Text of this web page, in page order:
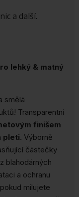
a další.
lehký & matný
smělá
Transparentní
finišem
pleti. Výborně
částečky
blahodárných
a ochranu
milujete